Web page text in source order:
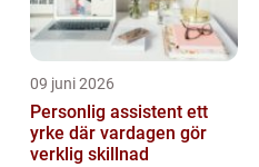
09 juni 2026
Personlig assistent ett
yrke där vardagen gör
verklig skillnad